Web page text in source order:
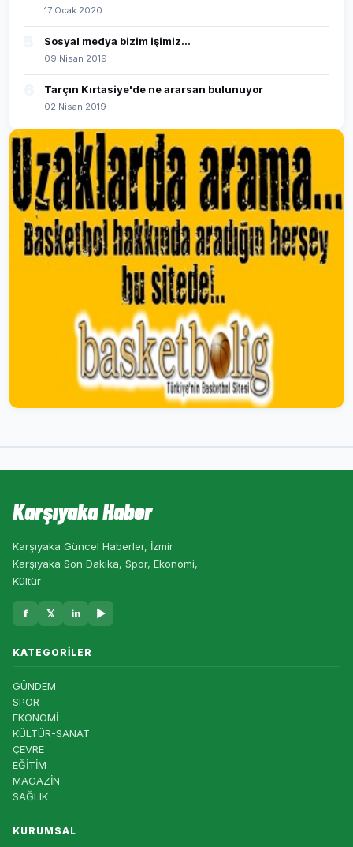
17 Ocak 2020
Sosyal medya bizim işimiz...
09 Nisan 2019
Tarçın Kırtasiye'de ne ararsan bulunuyor
02 Nisan 2019
Karşıyaka Haber
Karşıyaka Güncel Haberler, İzmir
Karşıyaka Son Dakika, Spor, Ekonomi,
Kültür
f 𝕏 in ▶
KATEGORILER
GÜNDEM
SPOR
EKONOMİ
KÜLTÜR-SANAT
ÇEVRE
EĞİTİM
MAGAZİN
SAĞLIK
KURUMSAL